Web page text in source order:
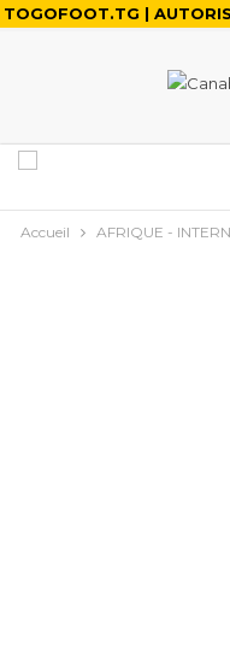
TOGOFOOT.TG |
Accueil AFRIQUE -